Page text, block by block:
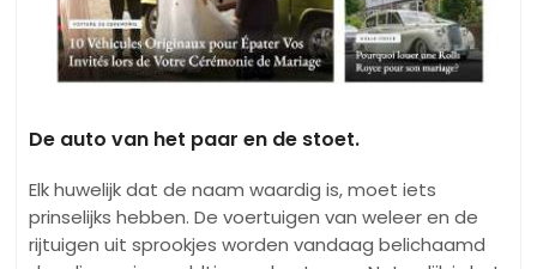
De auto van het paar en de stoet.
Elk huwelijk dat de naam waardig is, moet iets
prinselijks hebben. De voertuigen van weleer en de
rijtuigen uit sprookjes worden vandaag belichaamd